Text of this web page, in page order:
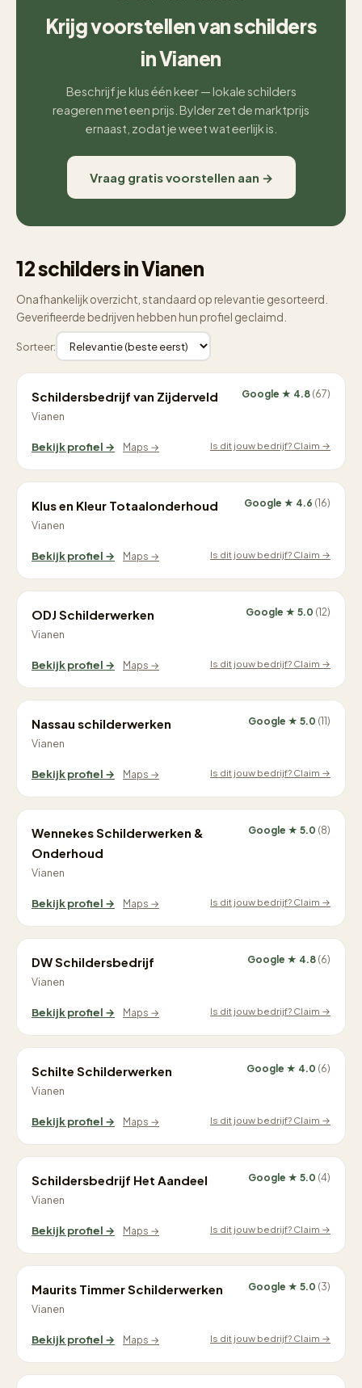
Krijg voorstellen van schilders
in Vianen
Beschrijf je klus één keer — lokale schilders
reageren met een prijs. Bylder zet de marktprijs
ernaast, zodat je weet wat eerlijk is.
Vraag gratis voorstellen aan →
12 schilders in Vianen
Onafhankelijk overzicht, standaard op relevantie gesorteerd.
Geverifieerde bedrijven hebben hun profiel geclaimd.
Sorteer:
Schildersbedrijf van Zijderveld
Vianen
Google ★ 4.8 (67)
Bekijk profiel → Maps → Is dit jouw bedrijf? Claim →
Klus en Kleur Totaalonderhoud
Vianen
Google ★ 4.6 (16)
Bekijk profiel → Maps → Is dit jouw bedrijf? Claim →
ODJ Schilderwerken
Vianen
Google ★ 5.0 (12)
Bekijk profiel → Maps → Is dit jouw bedrijf? Claim →
Nassau schilderwerken
Vianen
Google ★ 5.0 (11)
Bekijk profiel → Maps → Is dit jouw bedrijf? Claim →
Wennekes Schilderwerken &
Onderhoud
Vianen
Google ★ 5.0 (8)
Bekijk profiel → Maps → Is dit jouw bedrijf? Claim →
DW Schildersbedrijf
Vianen
Google ★ 4.8 (6)
Bekijk profiel → Maps → Is dit jouw bedrijf? Claim →
Schilte Schilderwerken
Vianen
Google ★ 4.0 (6)
Bekijk profiel → Maps → Is dit jouw bedrijf? Claim →
Schildersbedrijf Het Aandeel
Vianen
Google ★ 5.0 (4)
Bekijk profiel → Maps → Is dit jouw bedrijf? Claim →
Maurits Timmer Schilderwerken
Vianen
Google ★ 5.0 (3)
Bekijk profiel → Maps → Is dit jouw bedrijf? Claim →